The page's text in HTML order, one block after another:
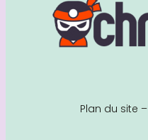
Plan du site –